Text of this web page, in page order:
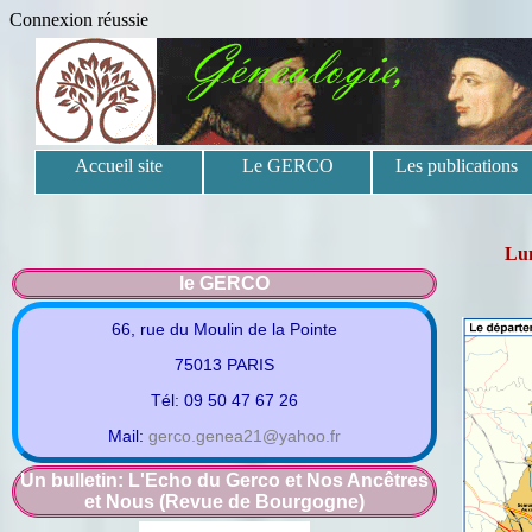
Connexion réussie
Accueil site Le GERCO Les publications
le GERCO
66, rue du Moulin de la Pointe
75013 PARIS
Tél: 09 50 47 67 26
Mail: gerco.genea21@yahoo.fr
Un bulletin: L'Echo du Gerco et Nos Ancêtres
et Nous (Revue de Bourgogne)
L'Ain publie de nouvelles
archives des hypothèques
Les Archives départementales